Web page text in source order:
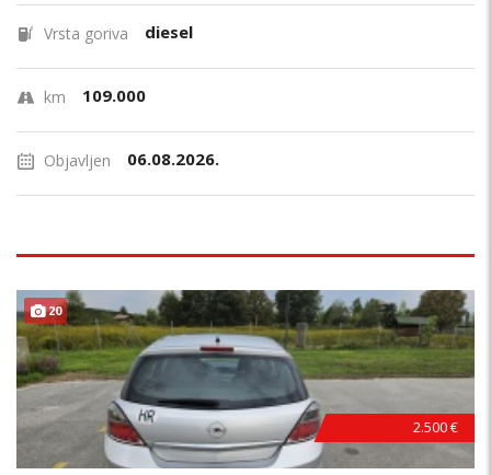
Vrsta goriva diesel
km 109.000
Objavljen 06.08.2026.
20
2.500 €